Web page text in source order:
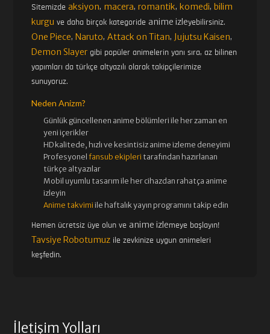
46. BÖLÜM 47. BÖLÜM
48. BÖLÜM 49. BÖLÜM
50. BÖLÜM 51. BÖLÜM
52. BÖLÜM FINAL
Sitemizdeaksiyon, macera,romantik, komedi, bilim
kurgu ve daha birçok kategoride anime izleyebilirsiniz.
One Piece, Naruto,Attack on Titan, Jujutsu Kaisen,
Demon Slayer gibi popüler animelerin yanı sıra, az bilinen
yapımları da türkçe altyazılı olarak takipçilerimize
sunuyoruz.
Neden Anizm?
Günlük güncellenen anime bölümleri ile her zaman en
yeni içerikler
HD kalitede, hızlı ve kesintisiz anime izleme deneyimi
Profesyonelfansub ekipleri tarafından hazırlanan
türkçe altyazılar
Mobil uyumlu tasarım ile her cihazdan rahatça anime
izleyin
Anime takvimi ile haftalık yayın programını takip edin
Hemen ücretsiz üye olun ve anime izlemeye başlayın!
Tavsiye Robotumuz ile zevkinize uygun animeleri
keşfedin.
İletişim Yolları